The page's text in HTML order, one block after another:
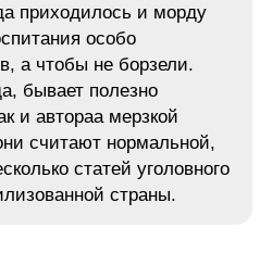
приходилось и морду
особо
а чтобы не борзели.
бывает полезно
и автораа мерзкой
считают нормальной,
статей уголовного
страны.